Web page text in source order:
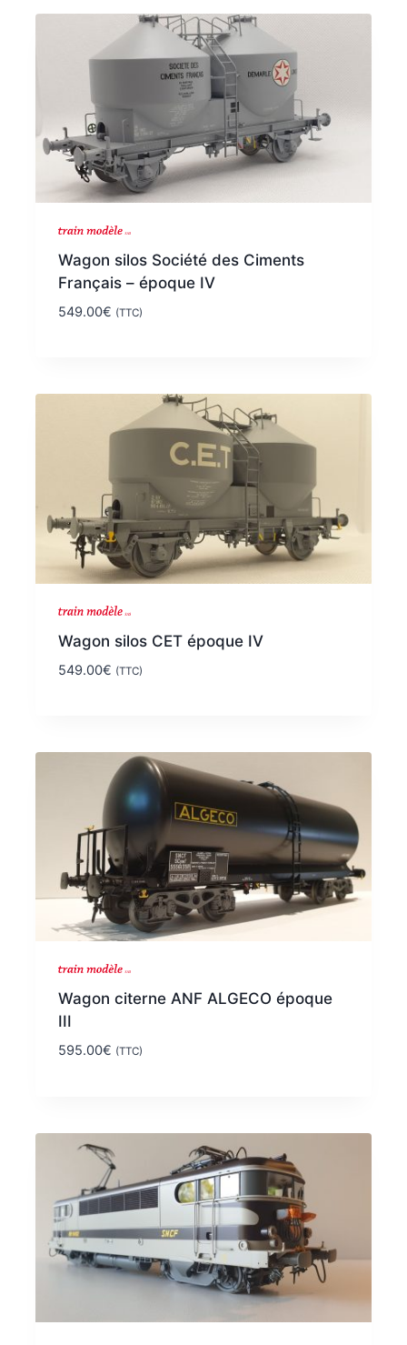
Wagon silos Société des Ciments
Français – époque IV
549.00€ (TTC)
Wagon silos CET époque IV
549.00€ (TTC)
Wagon citerne ANF ALGECO époque
III
595.00€ (TTC)